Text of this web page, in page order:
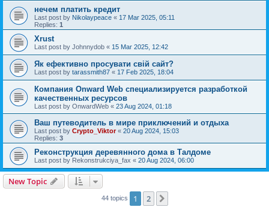
нечем платить кредит
Last post by Nikolaypeace « 17 Mar 2025, 05:11
Replies: 1
Xrust
Last post by Johnnydob « 15 Mar 2025, 12:42
Як ефективно просувати свій сайт?
Last post by tarassmith87 « 17 Feb 2025, 18:04
Компания Onward Web специализируется разработкой
качественных ресурсов
Last post by OnwardWeb « 23 Aug 2024, 01:18
Ваш путеводитель в мире приключений и отдыха
Last post by Crypto_Viktor« 20 Aug 2024, 15:03
Replies: 3
Реконструкция деревянного дома в Талдоме
Last post by Rekonstrukciya_fax « 20 Aug 2024, 06:00
New Topic
44 topics 1 2